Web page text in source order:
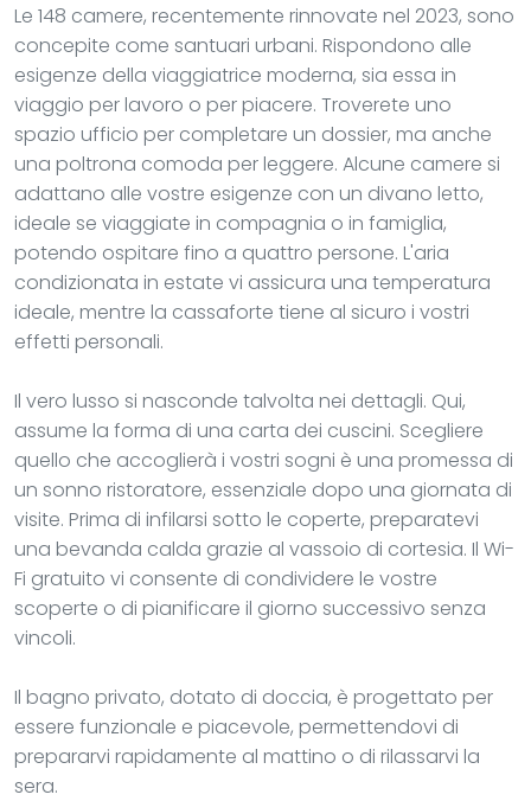
Le 148 camere, recentemente rinnovate nel 2023, sono
concepite come santuari urbani. Rispondono alle
esigenze della viaggiatrice moderna, sia essa in
viaggio per lavoro o per piacere. Troverete uno
spazio ufficio per completare un dossier, ma anche
una poltrona comoda per leggere. Alcune camere si
adattano alle vostre esigenze con un divano letto,
ideale se viaggiate in compagnia o in famiglia,
potendo ospitare fino a quattro persone. L'aria
condizionata in estate vi assicura una temperatura
ideale, mentre la cassaforte tiene al sicuro i vostri
effetti personali.
Il vero lusso si nasconde talvolta nei dettagli. Qui,
assume la forma di una carta dei cuscini. Scegliere
quello che accoglierà i vostri sogni è una promessa di
un sonno ristoratore, essenziale dopo una giornata di
visite. Prima di infilarsi sotto le coperte, preparatevi
una bevanda calda grazie al vassoio di cortesia. Il Wi-
Fi gratuito vi consente di condividere le vostre
scoperte o di pianificare il giorno successivo senza
vincoli.
Il bagno privato, dotato di doccia, è progettato per
essere funzionale e piacevole, permettendovi di
prepararvi rapidamente al mattino o di rilassarvi la
sera.